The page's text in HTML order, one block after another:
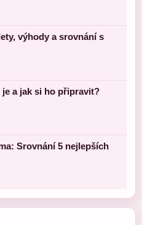
výhody a srovnání s
a jak si ho připravit?
Srovnání 5 nejlepších